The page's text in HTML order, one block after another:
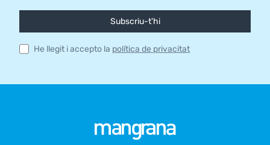
Subscriu-t'hi
He llegit i accepto la política de privacitat